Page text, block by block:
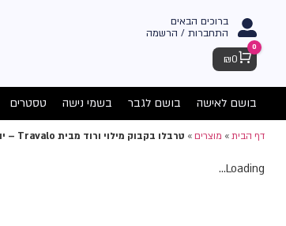
ברוכים הבאים
התחברות / הרשמה
Cart
0
₪0
בושם לאישה בושם לגבר בשמי נישה טסטרים
דף הבית» מוצרים» טרבלו בקבוק מילוי ורוד מבית Travalo – יוניסקס
Loading...